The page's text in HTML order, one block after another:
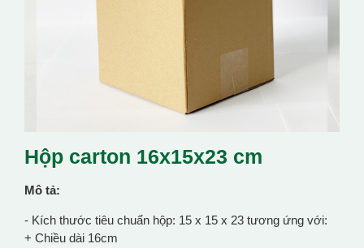
Hộp carton 16x15x23 cm
Mô tả:
- Kích thước tiêu chuẩn hộp: 15 x 15 x 23 tương ứng với:
+ Chiều dài 16cm